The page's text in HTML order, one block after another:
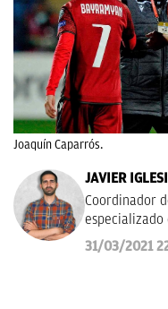
Joaquín Caparrós.
JAVIER
Coordinador
Real Madrid.
31/03/2021